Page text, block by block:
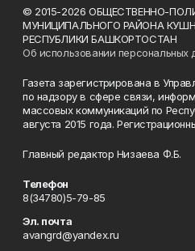
© 2015-2026 ОБЩЕСТВЕННО-
МУНИЦИПАЛЬНОГО РАЙОНА
РЕСПУБЛИКИ БАШКОРТОСТАН
Об использовании персональных
Газета зарегистрирована в
по надзору в сфере связи,
массовых коммуникаций по
августа 2015 года.
Главный редактор Низаева Ф.Б.
Телефон
8(34780)5-79-85
Эл. почта
avangrd@yandex.ru